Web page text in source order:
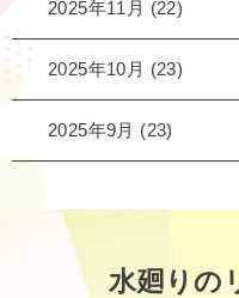
2025年11月 (22)
2025年10月 (23)
2025年9月 (23)
水廻りの